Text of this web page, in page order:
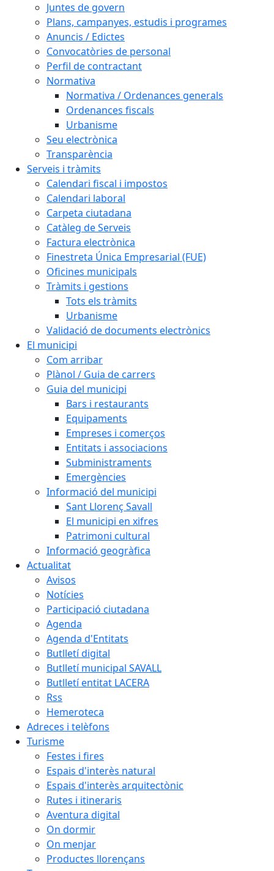
Juntes de govern
Plans, campanyes, estudis i programes
Anuncis / Edictes
Convocatòries de personal
Perfil de contractant
Normativa
Normativa / Ordenances generals
Ordenances fiscals
Urbanisme
Seu electrònica
Transparència
Serveis i tràmits
Calendari fiscal i impostos
Calendari laboral
Carpeta ciutadana
Catàleg de Serveis
Factura electrònica
Finestreta Única Empresarial (FUE)
Oficines municipals
Tràmits i gestions
Tots els tràmits
Urbanisme
Validació de documents electrònics
El municipi
Com arribar
Plànol / Guia de carrers
Guia del municipi
Bars i restaurants
Equipaments
Empreses i comerços
Entitats i associacions
Subministraments
Emergències
Informació del municipi
Sant Llorenç Savall
El municipi en xifres
Patrimoni cultural
Informació geogràfica
Actualitat
Avisos
Notícies
Participació ciutadana
Agenda
Agenda d'Entitats
Butlletí digital
Butlletí municipal SAVALL
Butlletí entitat LACERA
Rss
Hemeroteca
Adreces i telèfons
Turisme
Festes i fires
Espais d'interès natural
Espais d'interès arquitectònic
Rutes i itineraris
Aventura digital
On dormir
On menjar
Productes llorençans